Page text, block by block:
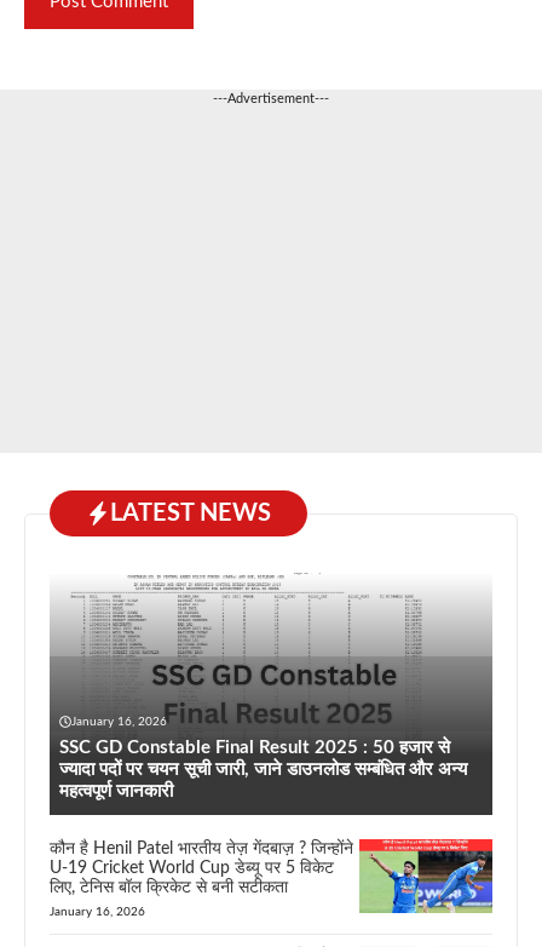
---Advertisement---
LATEST NEWS
January 16, 2026
SSC GD Constable Final Result 2025 : 50 हजार से
ज्यादा पदों पर चयन सूची जारी, जाने डाउनलोड सम्बंधित और अन्य
महत्वपूर्ण जानकारी
कौन है Henil Patel भारतीय तेज़ गेंदबाज़ ? जिन्होंने
U-19 Cricket World Cup डेब्यू पर 5 विकेट
लिए, टेनिस बॉल क्रिकेट से बनी सटीकता
January 16, 2026